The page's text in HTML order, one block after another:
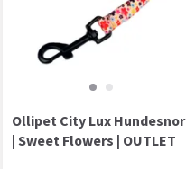
Ollipet City Lux Hundesnor
| Sweet Flowers | OUTLET